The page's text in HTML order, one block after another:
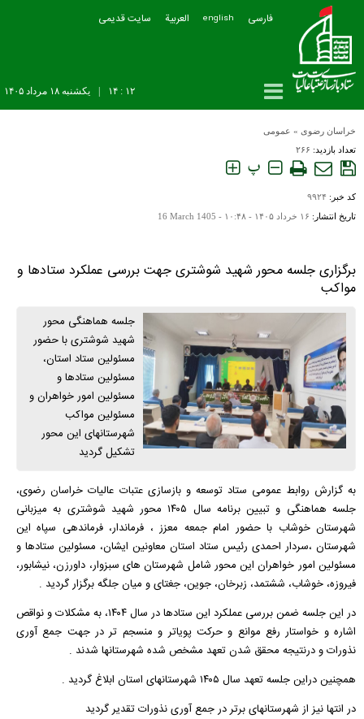
فارسی english العربیة سایت قدیمی
يکشنبه ۱۸ مرداد ۱۴۰۵ ۱۲ : ۱۴
خراسان رضوی » عمومی
تعداد بازدید: ۲۶۶
پ
کد خبر: ۹۹۲۴
تاریخ انتشار: ۱۶ خرداد ۱۴۰۵ - ۱۰:۴۸ - 16 March 1405
برگزاری جلسه محور شهید شوشتری جهت بررسی عملکرد ستادها و
مواکب
جلسه هماهنگی محور
شهید شوشتری با حضور
مسئولین ستاد استان،
مسئولین ستادها و
مسئولین امور خواهران و
مسئولین مواکب
شهرستانهای این محور
تشکیل گردید
به گزارش روابط عمومی ستاد توسعه و بازسازی عتبات عالیات خراسان رضوی،
جلسه هماهنگی و تبیین برنامه‌ سال ۱۴۰۵ محور شهید شوشتری به میزبانی
شهرستان خوشاب با حضور امام جمعه معزز ، فرماندار، فرماندهی سپاه این
شهرستان ،سردار احمدی رئیس ستاد استان معاونین ایشان، مسئولین ستادها و
مسئولین امور خواهران این محور شامل شهرستان های سبزوار، داورزن، نیشابور،
فیروزه، خوشاب، ششتمد، زبرخان، جوین، جغتای و میان جلگه برگزار گردید .
در این جلسه ضمن بررسی عملکرد این ستادها در سال ۱۴۰۴، به مشکلات و نواقص
اشاره و خواستار رفع موانع و حرکت پویاتر و منسجم تر در جهت جمع آوری
نذورات و درنتیجه محقق شدن تعهد مشخص شده شهرستانها شدند .
همچنین دراین جلسه تعهد سال ۱۴۰۵ شهرستانهای استان ابلاغ گردید .
در انتها نیز از شهرستانهای برتر در جمع آوری نذورات تقدیر گردید